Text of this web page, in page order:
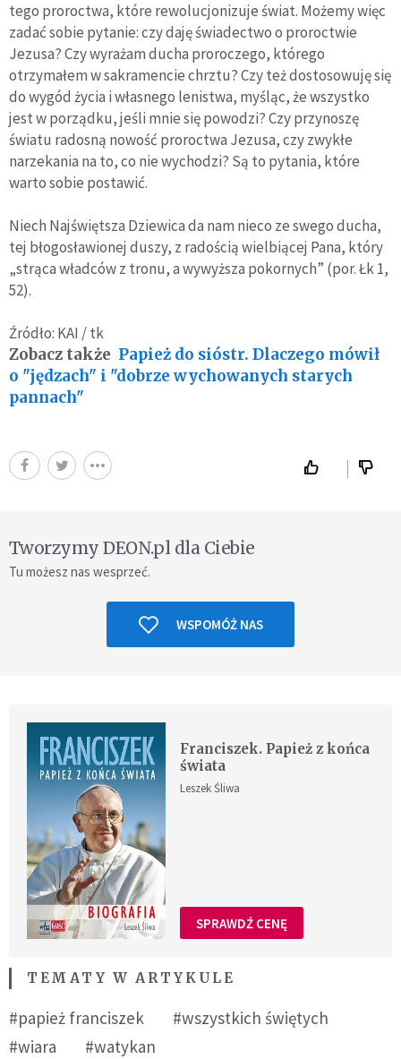
tego proroctwa, które rewolucjonizuje świat. Możemy więc
zadać sobie pytanie: czy daję świadectwo o proroctwie
Jezusa? Czy wyrażam ducha proroczego, którego
otrzymałem w sakramencie chrztu? Czy też dostosowuję się
do wygód życia i własnego lenistwa, myśląc, że wszystko
jest w porządku, jeśli mnie się powodzi? Czy przynoszę
światu radosną nowość proroctwa Jezusa, czy zwykłe
narzekania na to, co nie wychodzi? Są to pytania, które
warto sobie postawić.
Niech Najświętsza Dziewica da nam nieco ze swego ducha,
tej błogosławionej duszy, z radością wielbiącej Pana, który
„strąca władców z tronu, a wywyższa pokornych” (por. Łk 1,
52).
Źródło: KAI / tk
Zobacz także Papież do sióstr. Dlaczego mówił
o "jędzach" i "dobrze wychowanych starych
pannach"
Tworzymy DEON.pl dla Ciebie
Tu możesz nas wesprzeć.
WSPOMÓŻ NAS
Franciszek. Papież z końca
świata
Leszek Śliwa
SPRAWDŹ CENĘ
TEMATY W ARTYKULE
#papież franciszek
#wszystkich świętych
#wiara
#watykan